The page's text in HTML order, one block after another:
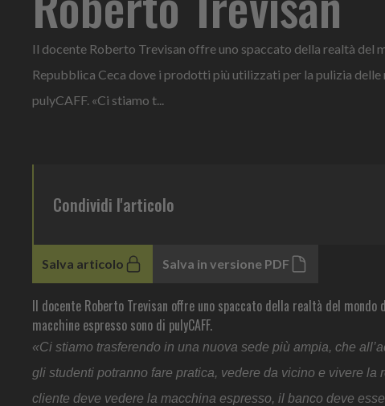
Il docente Roberto Trevisan offre uno spaccato della realtà del
Repubblica Ceca dove i prodotti più utilizzati per la pulizia delle
pulyCAFF. «Ci stiamo t...
Condividi l'articolo
Salva articolo Salva in versione PDF
Il docente Roberto Trevisan offre uno spaccato della realtà del
macchine espresso sono di pulyCAFF.
«Ci stiamo trasferendo in una nuova sede più ampia, che
gli studenti potranno fare pratica, vedere da vicino e vivere
cliente deve vedere la macchina espresso, il banco deve